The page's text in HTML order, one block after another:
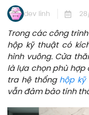
dev linh
Trong các công
hộp kỹ thuật có
hình vuông. Cửa
là lựa chọn phù
tra hệ thống hộp
vẫn đảm bảo tính